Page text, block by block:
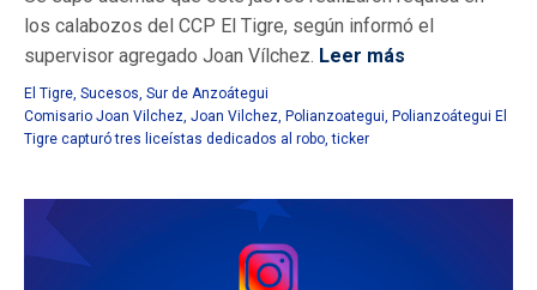
los calabozos del CCP El Tigre, según informó el
supervisor agregado Joan Vílchez. Leer más
El Tigre, Sucesos, Sur de Anzoátegui
Comisario Joan Vilchez, Joan Vilchez, Polianzoategui, Polianzoátegui El
Tigre capturó tres liceístas dedicados al robo,ticker